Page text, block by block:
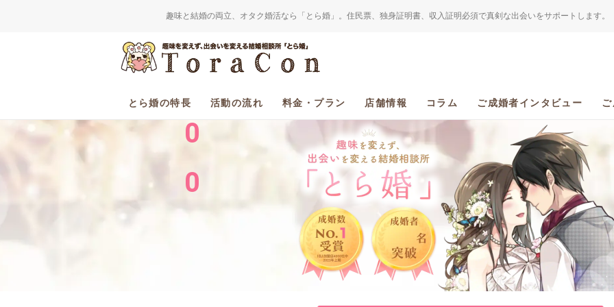
趣味と結婚の両立、オタク婚活なら「とら婚」。住民票、独身証明書、収入証明必須で真剣な出会いをサポートします。
とら婚の特長 活動の流れ 料金・プラン 店舗情報 コラム ご成婚者インタビュー
2
0
0
0